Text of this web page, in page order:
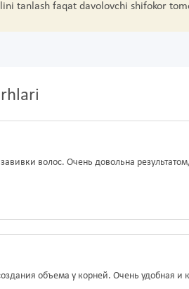
tanlash faqat davolovchi shifokor
завивки волос. Очень довольна
объема у корней. Очень удобная и